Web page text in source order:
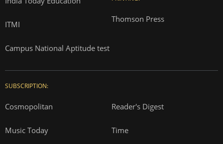
ITMI
Campus National Aptitude test
Thomson Press
SUBSCRIPTION:
Cosmopolitan Reader's Digest
Music Today Time